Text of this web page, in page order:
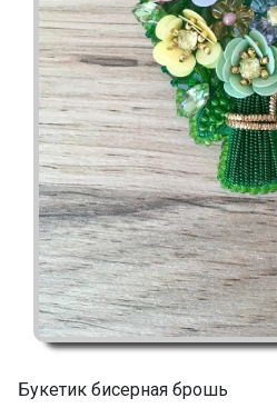
Букетик бисерная брошь